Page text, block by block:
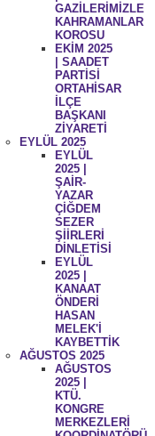
GAZİLERİMİZLE
KAHRAMANLAR
KOROSU
EKİM 2025
| SAADET
PARTİSİ
ORTAHİSAR
İLÇE
BAŞKANI
ZİYARETİ
EYLÜL 2025
EYLÜL
2025 |
ŞAİR-
YAZAR
ÇİĞDEM
SEZER
ŞİİRLERİ
DİNLETİSİ
EYLÜL
2025 |
KANAAT
ÖNDERİ
HASAN
MELEK'İ
KAYBETTİK
AĞUSTOS 2025
AĞUSTOS
2025 |
KTÜ.
KONGRE
MERKEZLERİ